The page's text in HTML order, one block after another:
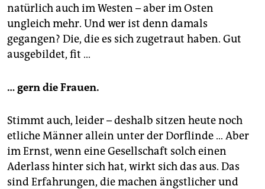
natürlich auch im Westen – aber im Osten
ungleich mehr. Und wer ist denn damals
gegangen? Die, die es sich zugetraut haben. Gut
ausgebildet, fit …
… gern die Frauen.
Stimmt auch, leider – deshalb sitzen heute noch
etliche Männer allein unter der Dorflinde … Aber
im Ernst, wenn eine Gesellschaft solch einen
Aderlass hinter sich hat, wirkt sich das aus. Das
sind Erfahrungen, die machen ängstlicher und